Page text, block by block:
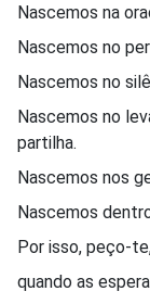
Nascemos na
Nascemos no
Nascemos no
Nascemos no
partilha.
Nascemos nos
Nascemos
Por isso, peço-
quando as